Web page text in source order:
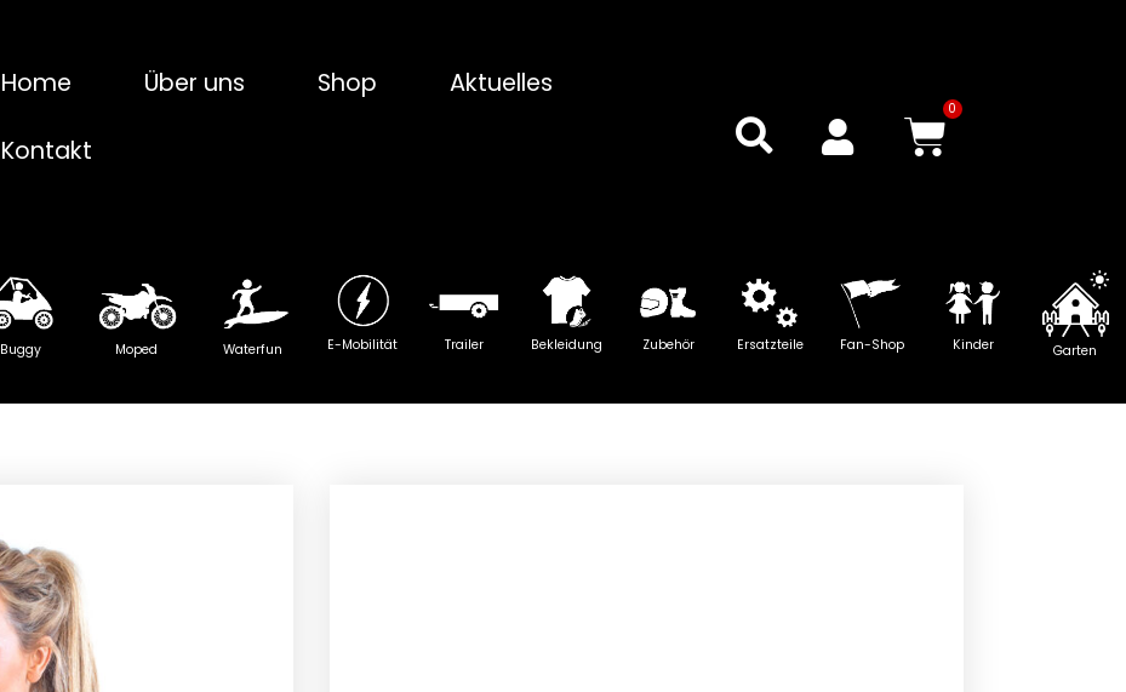
Home Über uns Shop Aktuelles
Kontakt
0
Buggy Moped Waterfun E-Mobilität Trailer Bekleidung Zubehör Ersatzteile Fan-Shop Kinder Garten